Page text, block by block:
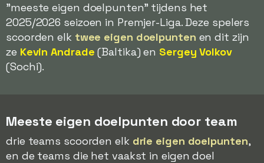
"meeste eigen doelpunten" tijdens het
2025/2026 seizoen in Premjer-Liga. Deze spelers
scoorden elk twee eigen doelpunten en dit zijn
ze Kevin Andrade (Baltika) en Sergey Volkov
(Sochi).
Meeste eigen doelpunten door team
drie teams scoorden elk drie eigen doelpunten,
en de teams die het vaakst in eigen doel